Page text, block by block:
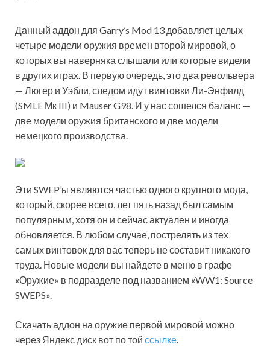
Данный аддон для Garry’s Mod 13 добавляет целых
четыре модели оружия времен второй мировой, о
которых вы наверняка слышали или которые видели
в других играх. В первую очередь, это два револьвера
— Люгер и Уэбли, следом идут винтовки Ли-Энфилд
(SMLE Мк III) и Mauser G98. И у нас сошелся баланс —
две модели оружия британского и две модели
немецкого производства.
Эти SWEP’ы являются частью одного крупного мода,
который, скорее всего, лет пять назад был самым
популярным, хотя он и сейчас актуален и иногда
обновляется. В любом случае, пострелять из тех
самых винтовок для вас теперь не составит никакого
труда. Новые модели вы найдете в меню в графе
«Оружие» в подразделе под названием «WW1: Source
SWEPS».
Скачать аддон на оружие первой мировой можно
через Яндекс диск вот по той ссылке.